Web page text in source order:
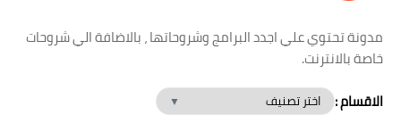
مدونة تحتوي علي اجدد البرامج وشروحاتها ، بالاضافة الي شروحات
خاصة بالانترنت.
الاقسام :